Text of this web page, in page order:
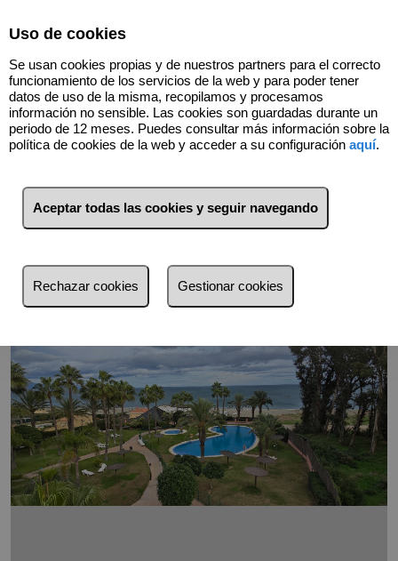
Volver
Uso de cookies
Se usan cookies propias y de nuestros partners para el correcto
funcionamiento de los servicios de la web y para poder tener
datos de uso de la misma, recopilamos y procesamos
información no sensible. Las cookies son guardadas durante un
periodo de 12 meses. Puedes consultar más información sobre la
política de cookies de la web y acceder a su configuración aquí.
Aceptar todas las cookies y seguir navegando
Rechazar cookies Gestionar cookies